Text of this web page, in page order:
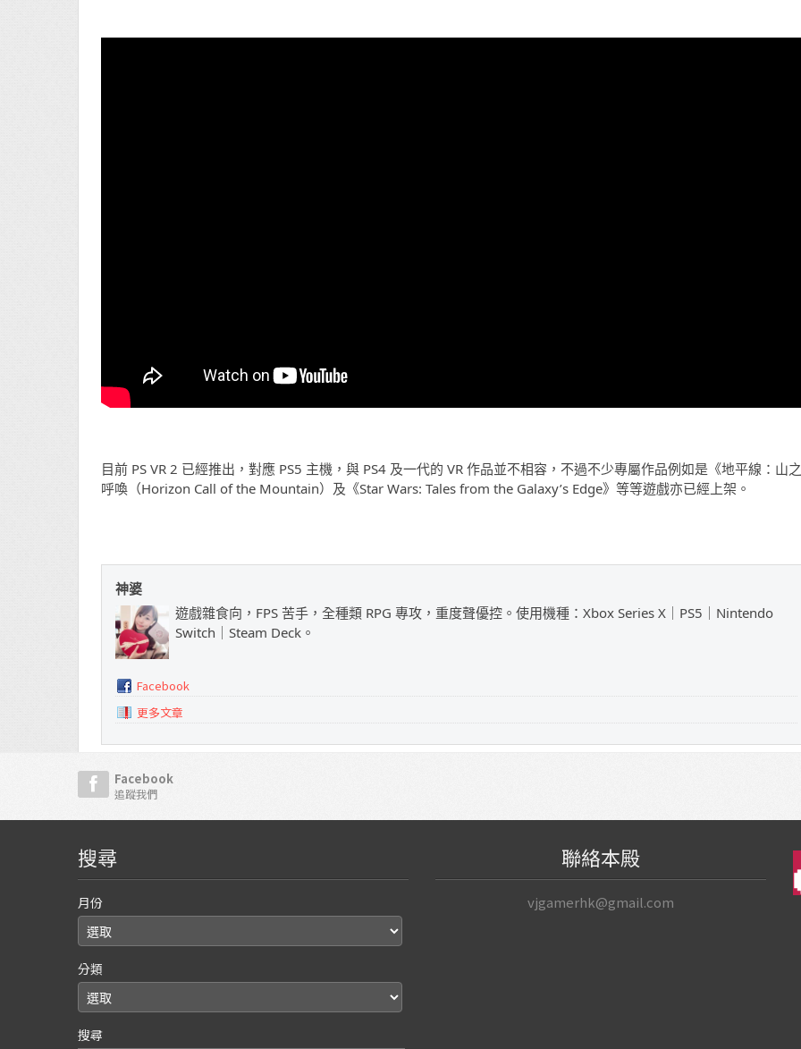
目前 PS VR 2 已經推出，對應 PS5 主機，與 PS4 及一代的 VR 作品並不相容，不過不少專屬作品例如是《地平線：山之
呼喚（Horizon Call of the Mountain）及《Star Wars: Tales from the Galaxy’s Edge》等等遊戲亦已經上架。
神婆
遊戲雜食向，FPS 苦手，全種類 RPG 專攻，重度聲優控。使用機種：Xbox Series X｜PS5｜Nintendo
Switch｜Steam Deck。
Facebook
更多文章
Facebook
追蹤我們
搜尋
月份
分類
搜尋
聯絡本殿
vjgamerhk@gmail.com